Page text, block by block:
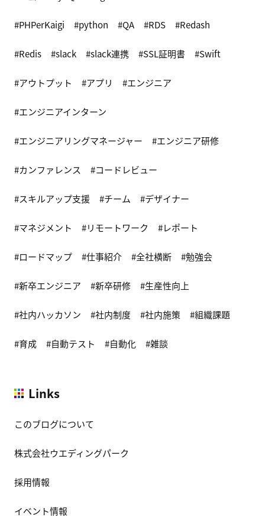
PHPerKaigi python QA RDS Redash
Redis slack slack連携 SSL証明書 Swift
アウトプット アプリ エンジニア
エンジニアインターン
エンジニアリングマネージャー エンジニア研修
カンファレンス コードレビュー
スキルアップ支援 チーム デザイナー
マネジメント リモートワーク レポート
ロードマップ 仕事紹介 全社横断 勉強会
新卒エンジニア 新卒研修 生産性向上
社内ハッカソン 社内制度 社内施策 組織課題
育成 自動テスト 自動化 雑談
Links
このブログについて
株式会社ウエディングパーク
採用情報
イベント情報